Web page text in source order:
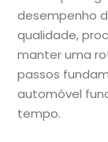
desempenho
qualidade,
manter uma
passos
automóvel
tempo.